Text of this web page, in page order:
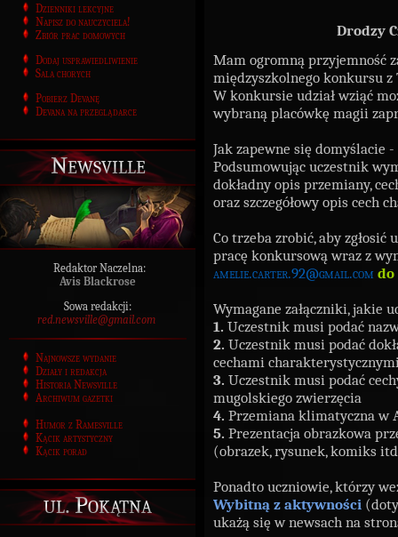
Dzienniki lekcyjne
Napisz do nauczyciela!
Zbiór prac domowych
Dodaj usprawiedliwienie
Sala chorych
Pobierz Devanę
Devana na przeglądarce
Newsville
Redaktor Naczelna:
Avis Blackrose
Sowa redakcji:
red.newsville@gmail.com
Najnowsze wydanie
Działy i redakcja
Historia Newsville
Archiwum gazetki
Humor z Ramesville
Kącik artystyczny
Kącik porad
ul. Pokątna
Drodzy
Mam ogromną przyjemność
międzyszkolnego konkursu
W konkursie udział wziąć
wybraną placówkę magii
Jak zapewne się domyślacie
Podsumowując uczestnik
dokładny opis przemiany,
oraz szczegółowy opis cech
Co trzeba zrobić, aby zgłosić
pracę konkursową wraz z
amelie.carter.92@gmail.com do
Wymagane załączniki, jakie
1. Uczestnik musi podać
2. Uczestnik musi podać
cechami
3. Uczestnik musi podać
mugolskiego zwierzęcia
4. Przemiana klimatyczna w
5. Prezentacja obrazkowa
(obrazek, rysunek, komiks
Ponadto uczniowie, którzy
Wybitną z aktywności
ukażą się w newsach na